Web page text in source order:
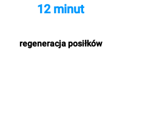
12 minut
regeneracja posiłków